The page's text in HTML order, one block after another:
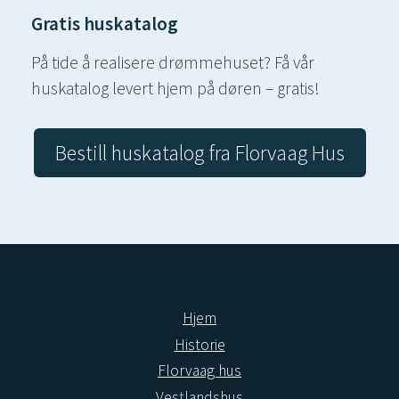
Gratis huskatalog
På tide å realisere drømmehuset? Få vår
huskatalog levert hjem på døren – gratis!
Bestill huskatalog fra Florvaag Hus
Hjem
Historie
Florvaag hus